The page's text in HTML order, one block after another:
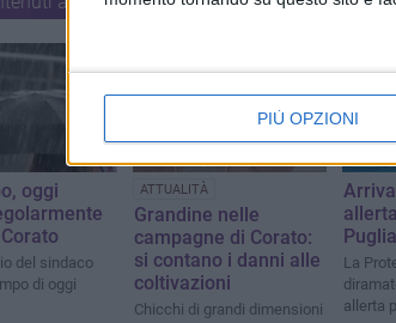
PIÙ OPZIONI
oggi
del sindaco
di oggi
ATTUALITÀ
Grandine nelle
campagne di Corato:
si contano i danni alle
coltivazioni
Chicchi di grandi dimensioni
La
allerta